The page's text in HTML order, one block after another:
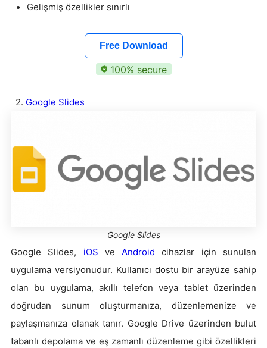
Gelişmiş özellikler sınırlı
Free Download
100% secure
2. Google Slides
Google Slides
Google Slides, iOS veAndroid cihazlar için sunulan
uygulama versiyonudur. Kullanıcı dostu bir arayüze sahip
olan bu uygulama, akıllı telefon veya tablet üzerinden
doğrudan sunum oluşturmanıza, düzenlemenize ve
paylaşmanıza olanak tanır. Google Drive üzerinden bulut
tabanlı depolama ve eş zamanlı düzenleme gibi özellikleri